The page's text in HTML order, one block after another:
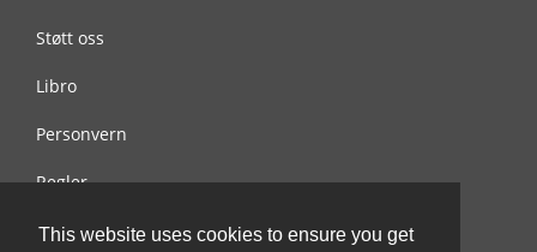
This website uses cookies to ensure you get
Støtt oss
Libro
Personvern
Regler
Kontakt oss